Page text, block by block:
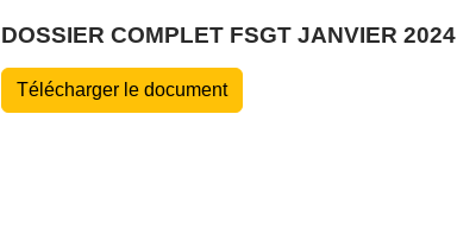
DOSSIER COMPLET FSGT JANVIER 2024
Télécharger le document